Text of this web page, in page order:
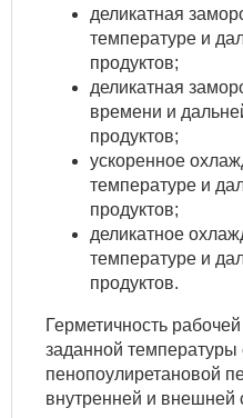
деликатная
температуре и
продуктов;
деликатная
времени и
продуктов;
ускоренное
температуре и
продуктов;
деликатное
температуре и
продуктов.
Герметичность
заданной температуры
пенопоулиретановой
внутренней и внешней